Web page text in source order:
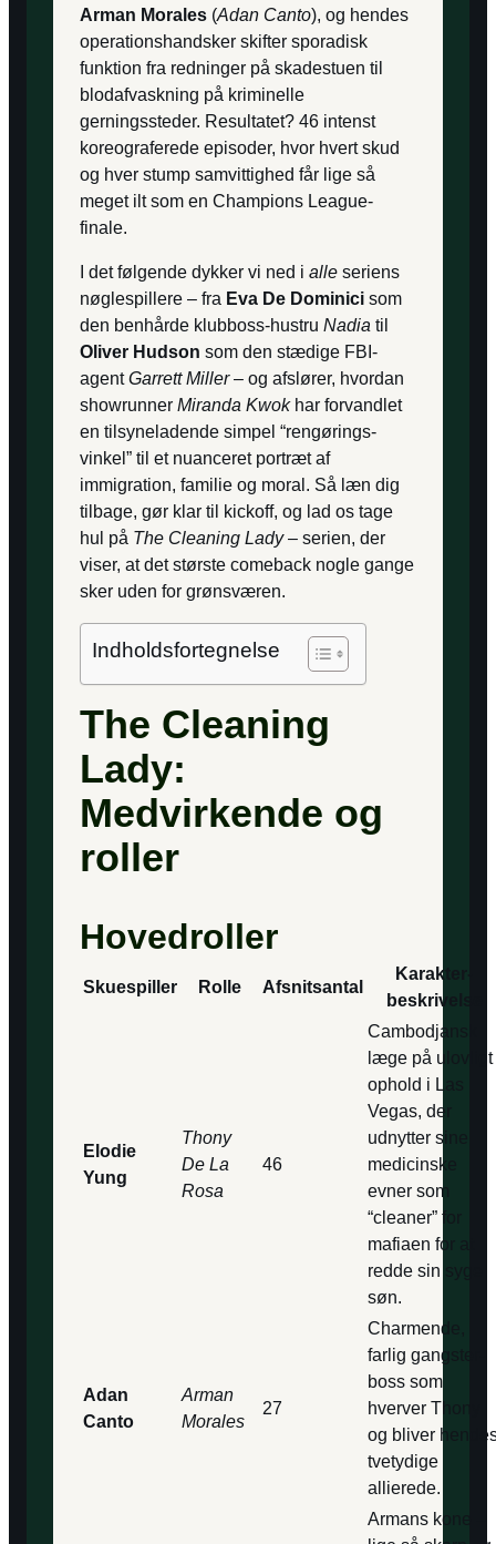
Arman Morales (Adan Canto), og hendes
operationshandsker skifter sporadisk
funktion fra redninger på skadestuen til
blodafvaskning på kriminelle
gerningssteder. Resultatet? 46 intenst
koreograferede episoder, hvor hvert skud
og hver stump samvittighed får lige så
meget ilt som en Champions League-
finale.
I det følgende dykker vi ned i alle seriens
nøglespillere – fra Eva De Dominici som
den benhårde klubboss-hustru Nadia til
Oliver Hudson som den stædige FBI-
agentGarrett Miller– og afslører, hvordan
showrunner Miranda Kwokhar forvandlet
en tilsyneladende simpel “rengørings-
vinkel” til et nuanceret portræt af
immigration, familie og moral. Så læn dig
tilbage, gør klar til kickoff, og lad os tage
hul på The Cleaning Lady– serien, der
viser, at det største comeback nogle gange
sker uden for grønsværen.
Indholdsfortegnelse
The Cleaning
Lady:
Medvirkende og
roller
Hovedroller
Skuespiller Rolle Afsnitsantal
Karakter­
beskrivelse
Elodie
Yung
Thony
De La
Rosa
46
Cambodjansk
læge på ulovligt
ophold i Las
Vegas, der
udnytter sine
medicinske
evner som
“cleaner” for
mafiaen for at
redde sin syge
søn.
Adan
Canto
Arman
Morales
27
Charmende,
farlig gangster­
boss som
hverver Thony
og bliver
tvetydige
allierede.
Armans kone –